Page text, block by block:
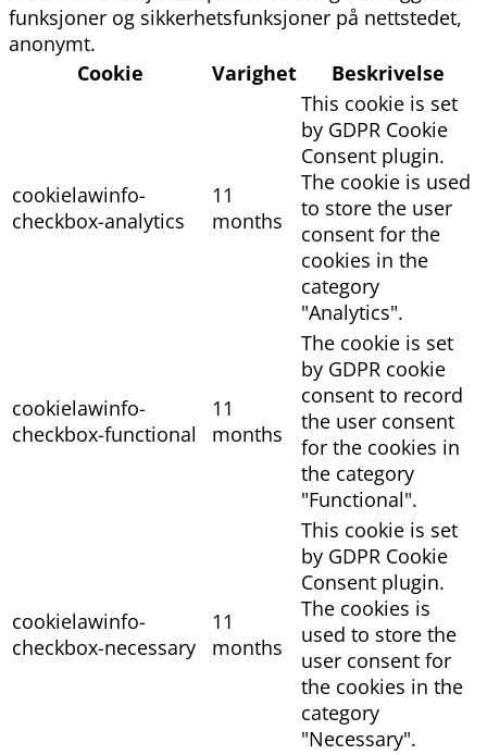
funksjoner og sikkerhetsfunksjoner på nettstedet,
anonymt.
Cookie
Varighet Beskrivelse
cookielawinfo-
checkbox-analytics
11
months
This cookie is set
by GDPR Cookie
Consent plugin.
The cookie is used
to store the user
consent for the
cookies in the
category
"Analytics".
cookielawinfo-
checkbox-functional
11
months
The cookie is set
by GDPR cookie
consent to record
the user consent
for the cookies in
the category
"Functional".
cookielawinfo-
checkbox-necessary
11
months
This cookie is set
by GDPR Cookie
Consent plugin.
The cookies is
used to store the
user consent for
the cookies in the
category
"Necessary".